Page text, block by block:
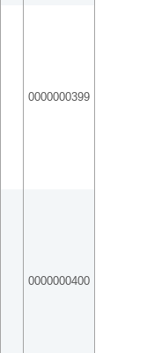
0000000399
0000000400